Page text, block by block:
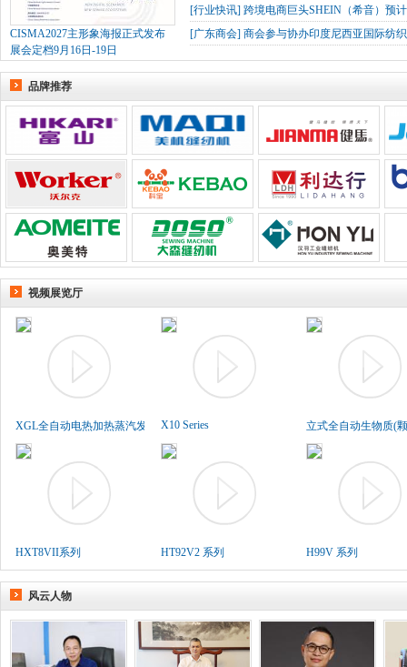
CISMA2027主形象海报正式发布
展会定档9月16日-19日
[行业快讯] 跨境电商巨头SHEIN（希音）预
[广东商会] 商会参与协办印度尼西亚国际纺
品牌推荐
视频展览厅
XGL全自动电热加热蒸汽发生..X10 Series 立式全自动生物质(
HXT8VII系列 HT92V2 系列 H99V 系列
风云人物